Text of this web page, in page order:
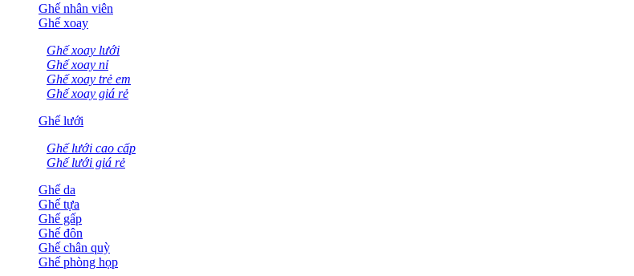
Ghế nhân viên
Ghế xoay
Ghế xoay lưới
Ghế xoay nỉ
Ghế xoay trẻ em
Ghế xoay giá rẻ
Ghế lưới
Ghế lưới cao cấp
Ghế lưới giá rẻ
Ghế da
Ghế tựa
Ghế gấp
Ghế đôn
Ghế chân quỳ
Ghế phòng họp